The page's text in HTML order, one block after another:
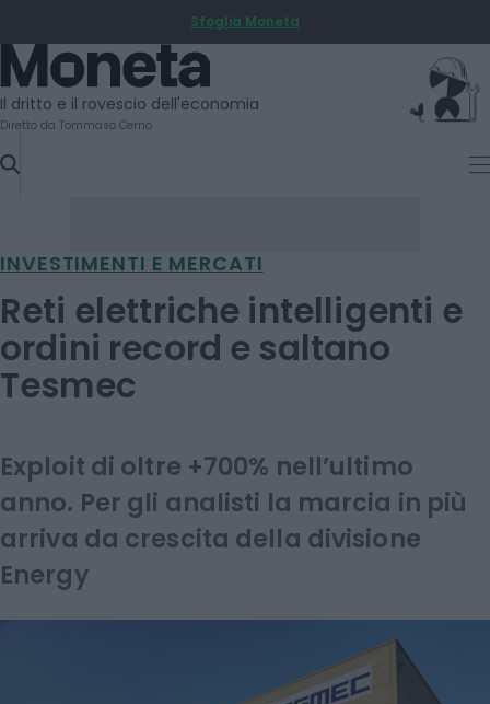
TO
CONTENT
Sfoglia Moneta
Moneta
Il dritto e il rovescio dell'economia
Diretto da Tommaso Cerno
INVESTIMENTI E MERCATI
Reti elettriche intelligenti e
ordini record e saltano
Tesmec
Exploit di oltre +700% nell’ultimo
anno. Per gli analisti la marcia in più
arriva da crescita della divisione
Energy